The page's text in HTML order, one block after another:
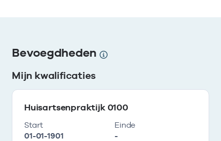
Bevoegdheden
Mijn kwalificaties
Huisartsenpraktijk 0100
Start
01-01-1901
Einde
-